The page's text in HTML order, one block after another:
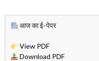
आज का ई-पेपर
View PDF
Download PDF